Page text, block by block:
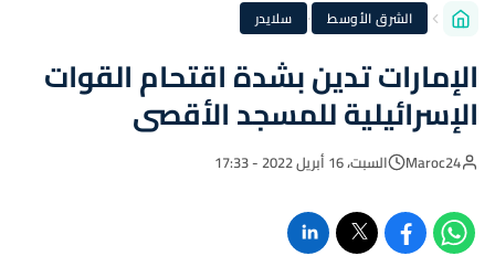
الشرق الأوسط · سلايدر
الإمارات تدين بشدة اقتحام القوات
الإسرائيلية للمسجد الأقصى
Maroc24 السبت، 16 أبريل 2022 - 17:33